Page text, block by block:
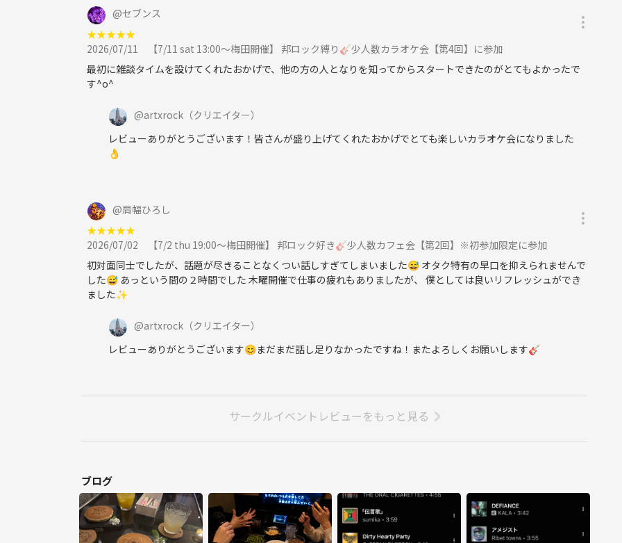
@セブンス
★★★★★
2026/07/11
【7/11 sat 13:00〜梅田開催】 邦ロック縛り🎸少人数カラオケ会【第4回】に参加
最初に雑談タイムを設けてくれたおかげで、他の方の人となりを知ってからスタートできたのがとてもよかったで
す^o^
@artxrock （クリエイター）
レビューありがとうございます！皆さんが盛り上げてくれたおかげでとても楽しいカラオケ会になりました
👌
@肩幅ひろし
★★★★★
2026/07/02
【7/2 thu 19:00〜梅田開催】 邦ロック好き🎸少人数カフェ会【第2回】※初参加限定に参加
初対面同士でしたが、話題が尽きることなくつい話しすぎてしまいました😅 オタク特有の早口を抑えられませんで
した😅 あっという間の２時間でした 木曜開催で仕事の疲れもありましたが、 僕としては良いリフレッシュができ
ました✨
@artxrock （クリエイター）
レビューありがとうございます😊まだまだ話し足りなかったですね！またよろしくお願いします🎸
サークルイベントレビューをもっと見る
ブログ